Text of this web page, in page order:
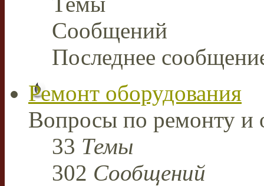
Сообщений
Последнее
Ремонт оборудования
Вопросы по ремонту и
33 Темы
302 Сообщений